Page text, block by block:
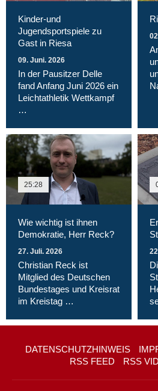
Kinder-und
Jugendsportspiele zu
Gast in Riesa
09. Juni. 2026
In der Pausitzer Delle
fand Anfang Juni 2026 ein
Leichtathletik Wettkampf
…
25:28
Wie wichtig ist ihnen
Demokratie, Herr Reck?
27. Juli. 2026
Christian Reck ist
Mitglied des Deutschen
Bundestages und Kreisrat
im Kreistag …
DATENSCHUTZHINWEIS
RSS FEED
RSS